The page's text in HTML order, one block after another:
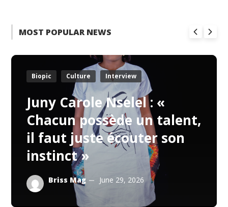
MOST POPULAR NEWS
Juny Carole Nselel : «
Chacun possède un talent,
il faut juste écouter son
instinct »
Briss Mag June 29, 2026
Biopic Culture Interview